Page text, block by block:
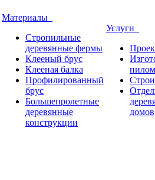
Материалы
Стропильные
деревянные фермы
Клееный брус
Клееная балка
Профилированный
брус
Большепролетные
деревянные
конструкции
Услуги
домов